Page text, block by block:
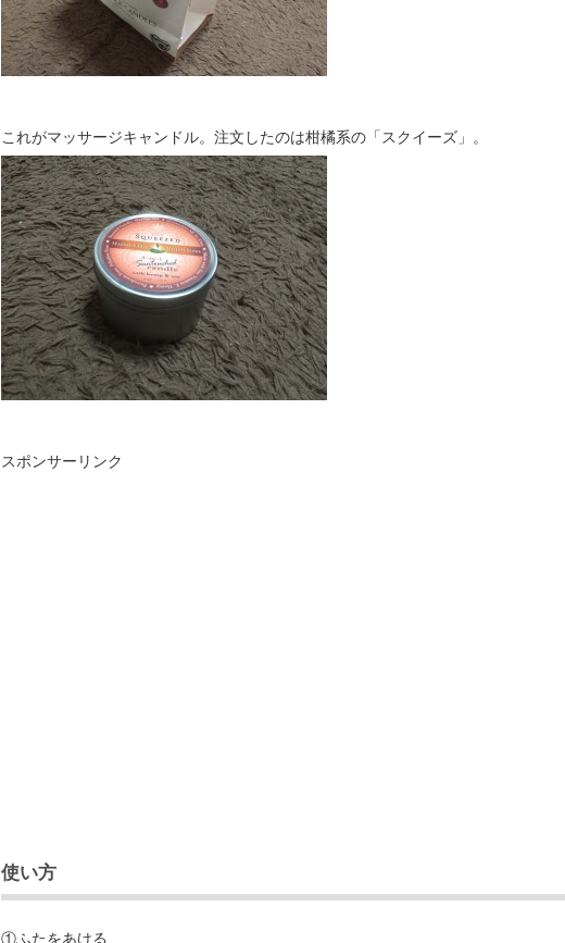
これがマッサージキャンドル。注文したのは柑橘系の「スクイーズ」。
スポンサーリンク
使い方
①ふたをあける